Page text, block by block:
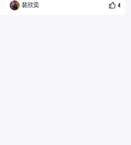
ler OpenEuler的安装已经非常简
裴欣奕 4